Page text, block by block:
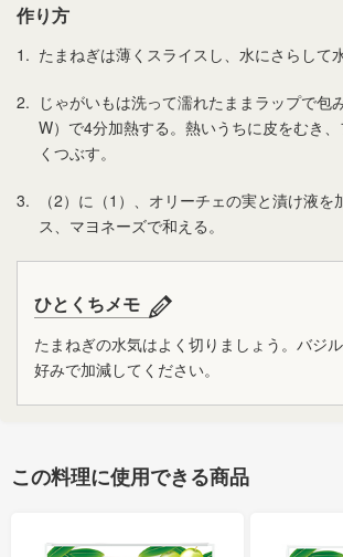
作り方
1. たまねぎは薄くスライスし、水にさらして
2. じゃがいもは洗って濡れたままラップで包
W）で4分加熱する。熱いうちに皮をむき
くつぶす。
3.
（2）に（1）、オリーチェの実と漬け液を
ス、マヨネーズで和える。
ひとくちメモ
たまねぎの水気はよく切りましょう。バジ
好みで加減してください。
この料理に使用できる商品